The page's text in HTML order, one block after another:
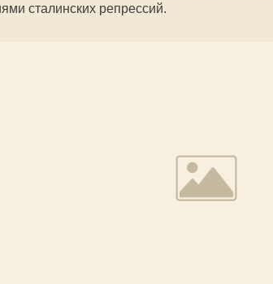
сталинских репрессий.